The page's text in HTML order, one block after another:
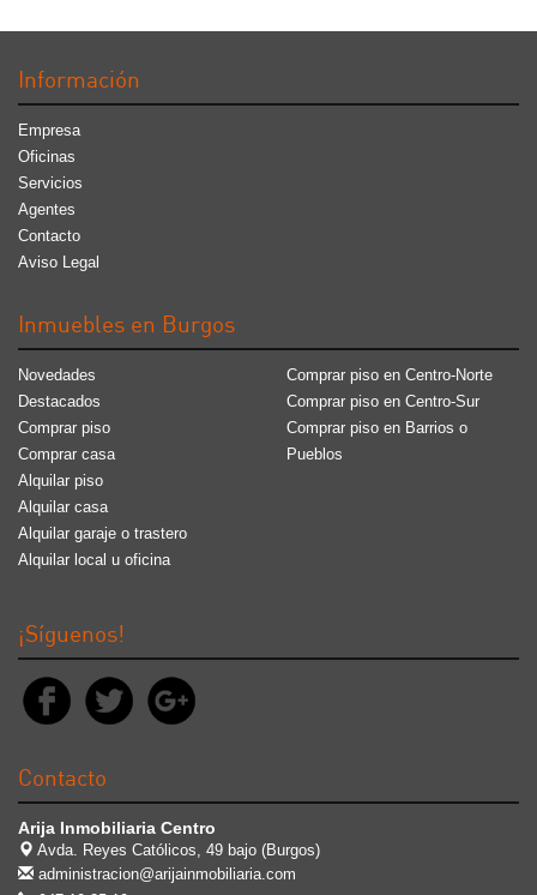
Información
Empresa
Oficinas
Servicios
Agentes
Contacto
Aviso Legal
Inmuebles en Burgos
Novedades
Destacados
Comprar piso
Comprar casa
Alquilar piso
Alquilar casa
Alquilar garaje o trastero
Alquilar local u oficina
Comprar piso en Centro-Norte
Comprar piso en Centro-Sur
Comprar piso en Barrios o
Pueblos
¡Síguenos!
Contacto
Arija Inmobiliaria Centro
Avda. Reyes Católicos, 49 bajo (Burgos)
administracion@arijainmobiliaria.com